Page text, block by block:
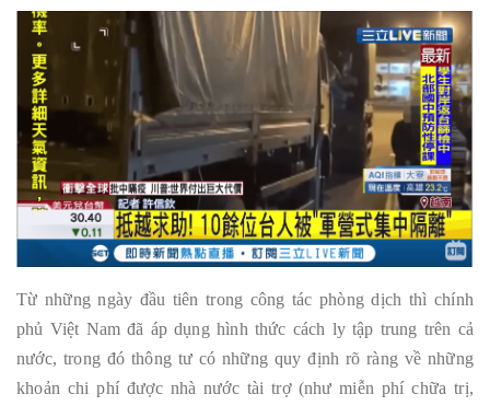
Từ những ngày đầu tiên trong công tác phòng dịch thì chính
phủ Việt Nam đã áp dụng hình thức cách ly tập trung trên cả
nước, trong đó thông tư có những quy định rõ ràng về những
khoản chi phí được nhà nước tài trợ (như miễn phí chữa trị,